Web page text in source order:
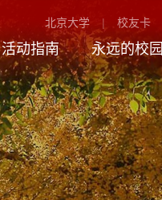
北京大学 校友卡
活动指南 永远的校园